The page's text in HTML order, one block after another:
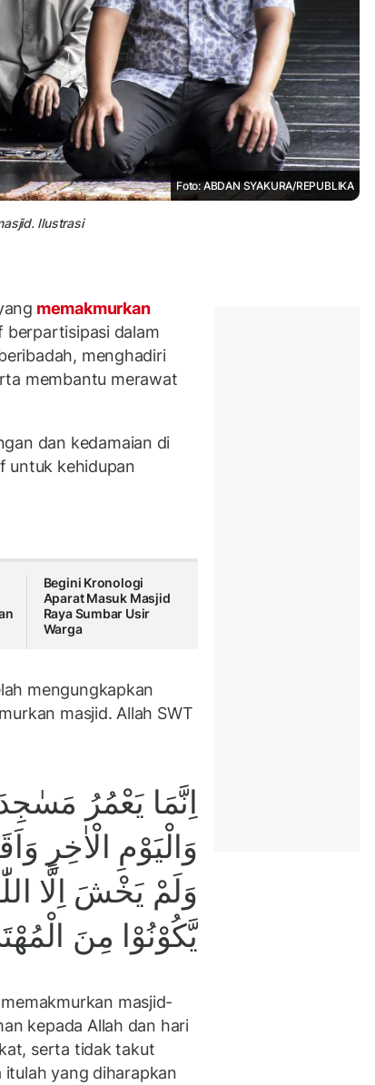
Foto: ABDAN SYAKURA/REPUBLIKA
Ilustrasi
memakmurkan
berpartisipasi dalam
menghadiri
membantu merawat
dan kedamaian di
untuk kehidupan
Begini Kronologi
Aparat Masuk Masjid
Raya Sumbar Usir
Warga
mengungkapkan
masjid. Allah SWT
اِنَّمَا يَعْمُرُ
وَالْيَوْمِ الْاٰخِرِ
وَلَمْ يَخْشَ اِلَّا
يَّكُوْنُوْا مِنَ
masjid-
kepada Allah dan hari
serta tidak takut
itulah yang diharapkan